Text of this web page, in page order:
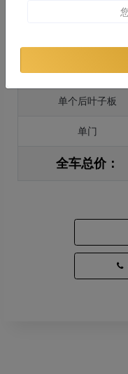
车顶
单个后叶子板
单门
全车总价：